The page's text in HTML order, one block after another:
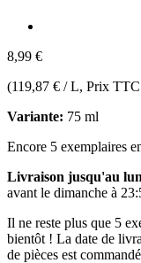
8,99 €
(119,87 € / L, Prix
Variante: 75 ml
Encore 5 exemplaires
Livraison jusqu'au
avant le dimanche à
Il ne reste plus que 5
bientôt ! La date de
de pièces est